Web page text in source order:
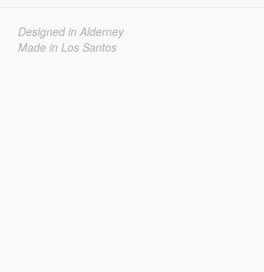
Designed in Alderney
Made in Los Santos